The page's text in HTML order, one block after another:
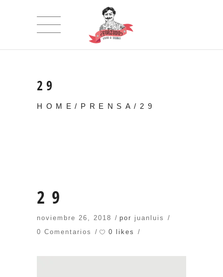
29
HOME / PRENSA / 29
29
noviembre 26, 2018 por juanluis
0 Comentarios
0 likes